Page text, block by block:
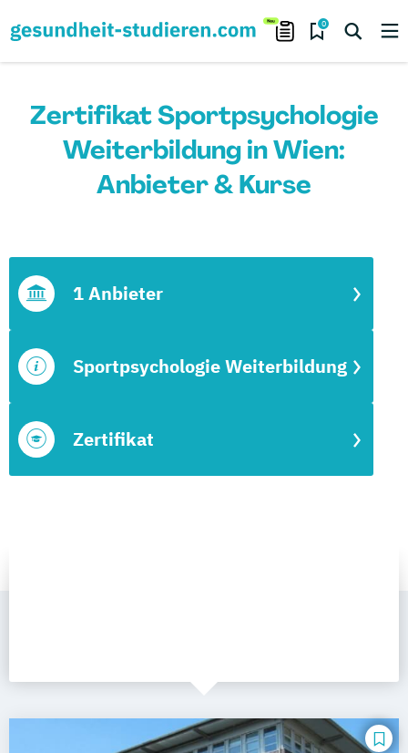
0
Zertifikat Sportpsychologie
Weiterbildung in Wien:
Anbieter & Kurse
Zertifikat
Sportpsychologie Weiterbildung
1 Anbieter